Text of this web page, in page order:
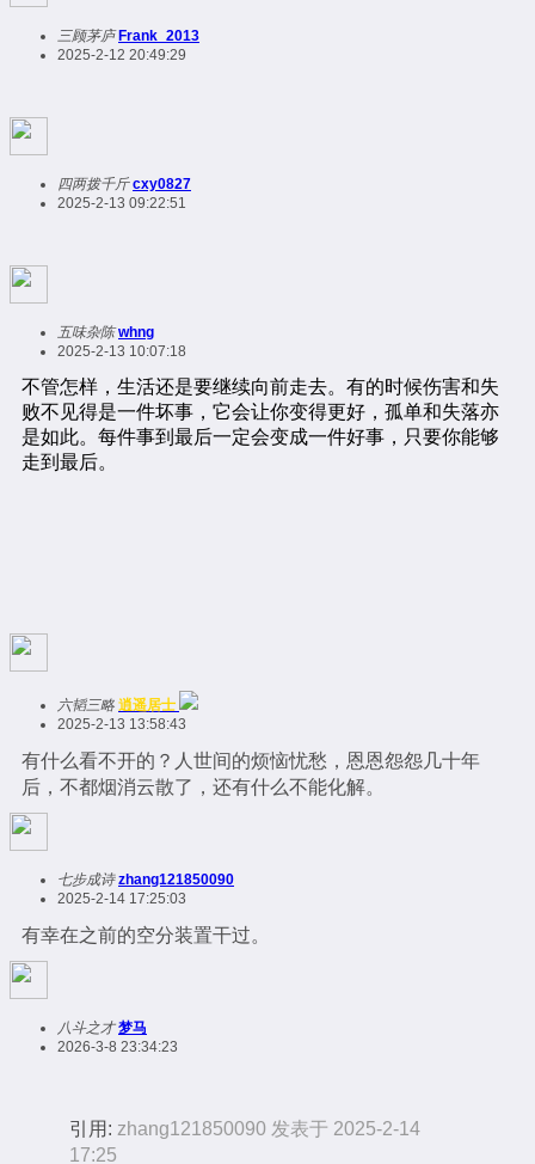
三顾茅庐 Frank_2013
2025-2-12 20:49:29
四两拨千斤 cxy0827
2025-2-13 09:22:51
五味杂陈 whng
2025-2-13 10:07:18
六韬三略 逍遥居士
2025-2-13 13:58:43
有什么看不开的？人世间的烦恼忧愁，恩恩怨怨几十年
后，不都烟消云散了，还有什么不能化解。
七步成诗 zhang121850090
2025-2-14 17:25:03
有幸在之前的空分装置干过。
八斗之才 梦马
2026-3-8 23:34:23
引用: zhang121850090 发表于 2025-2-14
17:25